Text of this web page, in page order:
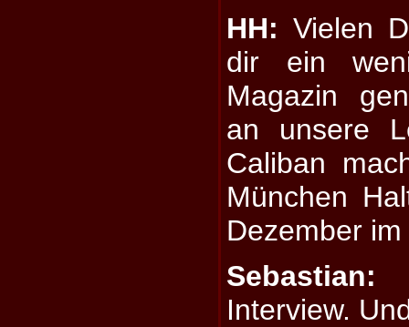
HH: Vielen
dir ein
Magazin
an unsere
Caliban
München
Dezember
Sebastian:
Interview.